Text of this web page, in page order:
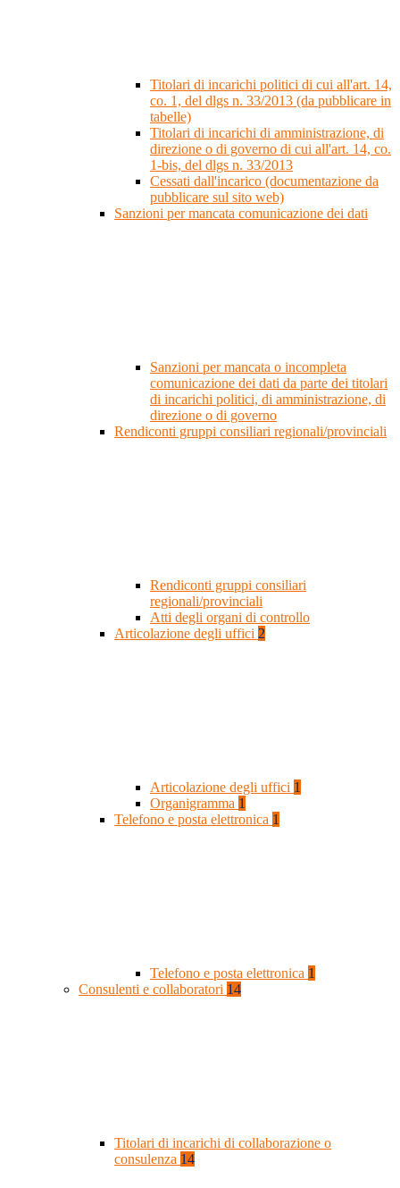
Titolari di incarichi politici di cui all'art. 14,
co. 1, del dlgs n. 33/2013 (da pubblicare in
tabelle)
Titolari di incarichi di amministrazione, di
direzione o di governo di cui all'art. 14, co.
1-bis, del dlgs n. 33/2013
Cessati dall'incarico (documentazione da
pubblicare sul sito web)
Sanzioni per mancata comunicazione dei dati
Sanzioni per mancata o incompleta
comunicazione dei dati da parte dei titolari
di incarichi politici, di amministrazione, di
direzione o di governo
Rendiconti gruppi consiliari regionali/provinciali
Rendiconti gruppi consiliari
regionali/provinciali
Atti degli organi di controllo
Articolazione degli uffici 2
Articolazione degli uffici 1
Organigramma 1
Telefono e posta elettronica 1
Telefono e posta elettronica 1
Consulenti e collaboratori 14
Titolari di incarichi di collaborazione o
consulenza 14